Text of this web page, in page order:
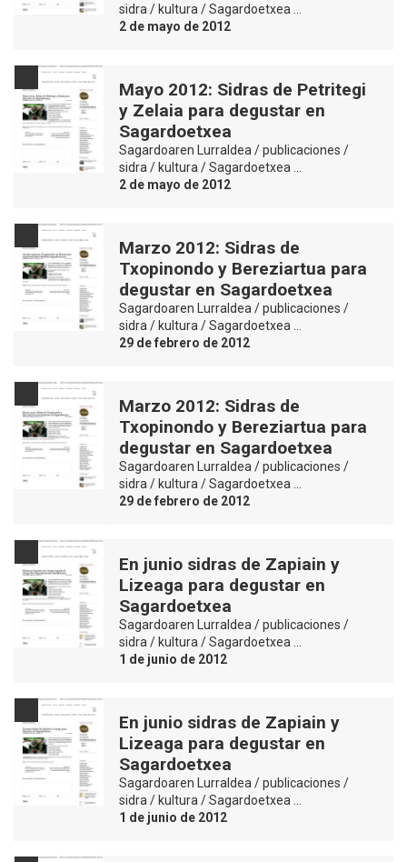
sidra / kultura / Sagardoetxea …
2 de mayo de 2012
Mayo 2012: Sidras de Petritegi
y Zelaia para degustar en
Sagardoetxea
Sagardoaren Lurraldea / publicaciones /
sidra / kultura / Sagardoetxea …
2 de mayo de 2012
Marzo 2012: Sidras de
Txopinondo y Bereziartua para
degustar en Sagardoetxea
Sagardoaren Lurraldea / publicaciones /
sidra / kultura / Sagardoetxea …
29 de febrero de 2012
Marzo 2012: Sidras de
Txopinondo y Bereziartua para
degustar en Sagardoetxea
Sagardoaren Lurraldea / publicaciones /
sidra / kultura / Sagardoetxea …
29 de febrero de 2012
En junio sidras de Zapiain y
Lizeaga para degustar en
Sagardoetxea
Sagardoaren Lurraldea / publicaciones /
sidra / kultura / Sagardoetxea …
1 de junio de 2012
En junio sidras de Zapiain y
Lizeaga para degustar en
Sagardoetxea
Sagardoaren Lurraldea / publicaciones /
sidra / kultura / Sagardoetxea …
1 de junio de 2012